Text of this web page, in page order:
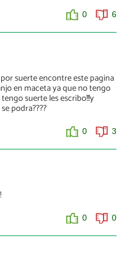
0 6
suerte encontre este pagina
en maceta ya que no tengo
suerte les escribo!!!y
podra????
0 3
0 0